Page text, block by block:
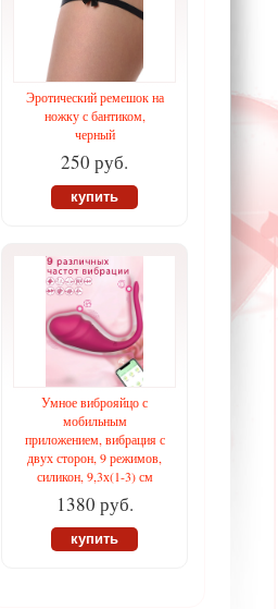
Эротический ремешок на
ножку с бантиком,
черный
250 руб.
купить
Умное виброяйцо с
мобильным
приложением, вибрация с
двух сторон, 9 режимов,
силикон, 9,3х(1-3) см
1380 руб.
купить